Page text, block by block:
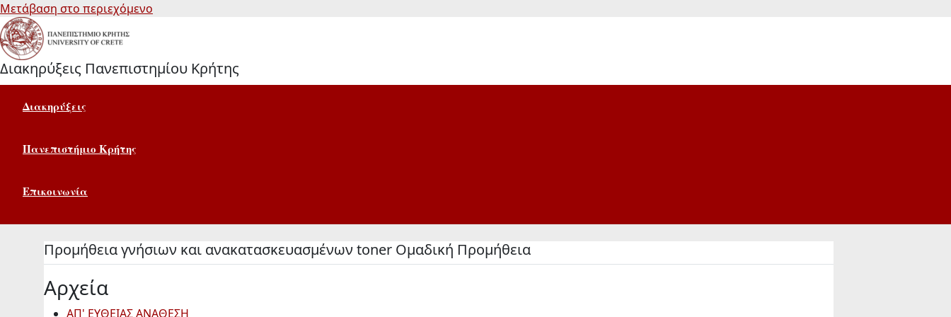
Μετάβαση στο περιεχόμενο
Διακηρύξεις Πανεπιστημίου Κρήτης
Διακηρύξεις
Πανεπιστήμιο Κρήτης
Επικοινωνία
Προμήθεια γνήσιων και ανακατασκευασμένων toner Ομαδική Προμήθεια
Αρχεία
ΑΠ' ΕΥΘΕΙΑΣ ΑΝΑΘΕΣΗ